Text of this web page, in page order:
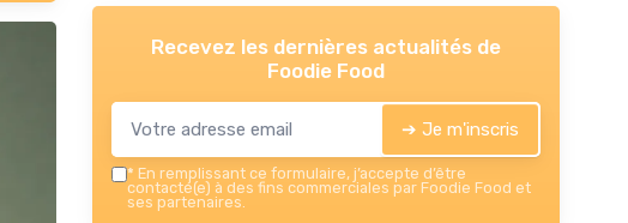
Recevez les dernières actualités de
Foodie Food
➔ Je m'inscris
* En remplissant ce formulaire, j’accepte d’être
contacté(e) à des fins commerciales par Foodie Food et
ses partenaires.